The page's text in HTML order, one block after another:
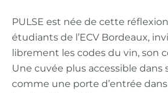
PULSE est née de cette
étudiants de l’ECV Bordeaux,
librement les codes du vin, son
Une cuvée plus accessible dans
comme une porte d’entrée dans